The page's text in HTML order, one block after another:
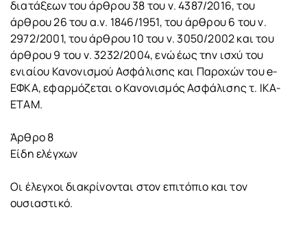
διατάξεων του άρθρου 38 του ν. 4387/2016, του
άρθρου 26 του α.ν. 1846/1951, του άρθρου 6 του ν.
2972/2001, του άρθρου 10 του ν. 3050/2002 και του
άρθρου 9 του ν. 3232/2004, ενώ έως την ισχύ του
ενιαίου Κανονισμού Ασφάλισης και Παροχών του e-
ΕΦΚΑ, εφαρμόζεται ο Κανονισμός Ασφάλισης τ. ΙΚΑ-
ΕΤΑΜ.
Άρθρο 8
Είδη ελέγχων
Οι έλεγχοι διακρίνονται στον επιτόπιο και τον
ουσιαστικό.